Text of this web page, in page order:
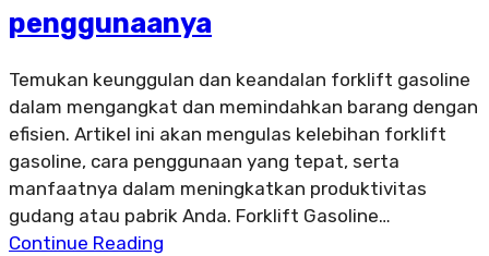
penggunaanya
Temukan keunggulan dan keandalan forklift gasoline
dalam mengangkat dan memindahkan barang dengan
efisien. Artikel ini akan mengulas kelebihan forklift
gasoline, cara penggunaan yang tepat, serta
manfaatnya dalam meningkatkan produktivitas
gudang atau pabrik Anda. Forklift Gasoline…
Continue Reading